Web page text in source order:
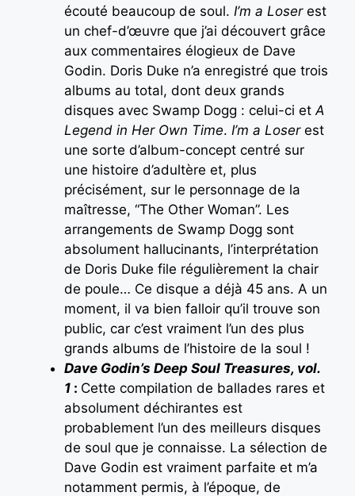
écouté beaucoup de soul. I’m a Loser est
un chef-d’œuvre que j’ai découvert grâce
aux commentaires élogieux de Dave
Godin. Doris Duke n’a enregistré que trois
albums au total, dont deux grands
disques avec Swamp Dogg : celui-ci et A
Legend in Her Own Time. I’m a Loserest
une sorte d’album-concept centré sur
une histoire d’adultère et, plus
précisément, sur le personnage de la
maîtresse, “The Other Woman”. Les
arrangements de Swamp Dogg sont
absolument hallucinants, l’interprétation
de Doris Duke file régulièrement la chair
de poule… Ce disque a déjà 45 ans. A un
moment, il va bien falloir qu’il trouve son
public, car c’est vraiment l’un des plus
grands albums de l’histoire de la soul !
Dave Godin’s Deep Soul Treasures, vol.
1 : Cette compilation de ballades rares et
absolument déchirantes est
probablement l’un des meilleurs disques
de soul que je connaisse. La sélection de
Dave Godin est vraiment parfaite et m’a
notamment permis, à l’époque, de